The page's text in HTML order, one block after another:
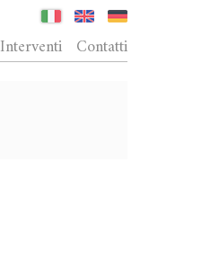
Interventi Contatti